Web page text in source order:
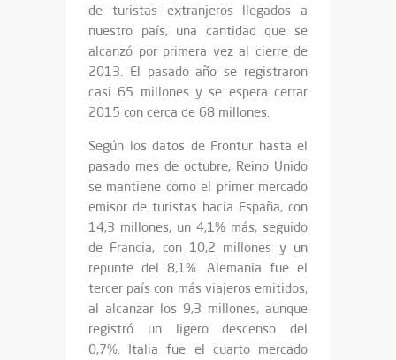
de turistas extranjeros llegados a
nuestro país, una cantidad que se
alcanzó por primera vez al cierre de
2013. El pasado año se registraron
casi 65 millones y se espera cerrar
2015 con cerca de 68 millones.
Según los datos de Frontur hasta el
pasado mes de octubre, Reino Unido
se mantiene como el primer mercado
emisor de turistas hacia España, con
14,3 millones, un 4,1% más, seguido
de Francia, con 10,2 millones y un
repunte del 8,1%. Alemania fue el
tercer país con más viajeros emitidos,
al alcanzar los 9,3 millones, aunque
registró un ligero descenso del
0,7%. Italia fue el cuarto mercado